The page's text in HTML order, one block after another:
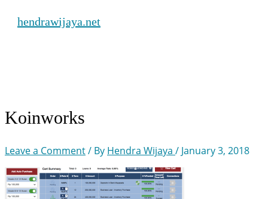
hendrawijaya.net
Koinworks
Leave a Comment/ By Hendra Wijaya / January 3, 2018